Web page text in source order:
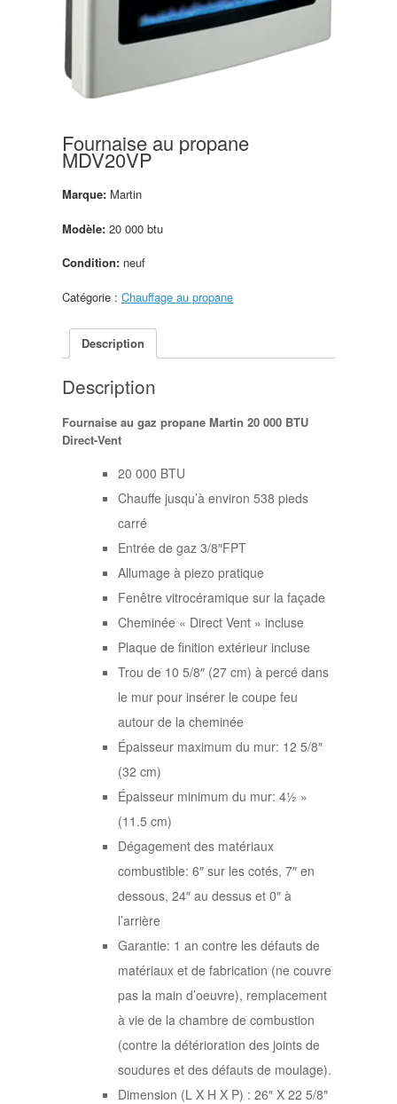
Fournaise au propane
MDV20VP
Marque: Martin
Modèle: 20 000 btu
Condition: neuf
Catégorie : Chauffage au propane
Description
Description
Fournaise au gaz propane Martin 20 000 BTU
Direct-Vent
20 000 BTU
Chauffe jusqu’à environ 538 pieds
carré
Entrée de gaz 3/8″FPT
Allumage à piezo pratique
Fenêtre vitrocéramique sur la façade
Cheminée « Direct Vent » incluse
Plaque de finition extérieur incluse
Trou de 10 5/8″ (27 cm) à percé dans
le mur pour insérer le coupe feu
autour de la cheminée
Épaisseur maximum du mur: 12 5/8″
(32 cm)
Épaisseur minimum du mur: 4½ »
(11.5 cm)
Dégagement des matériaux
combustible: 6″ sur les cotés, 7″ en
dessous, 24″ au dessus et 0″ à
l’arrière
Garantie: 1 an contre les défauts de
matériaux et de fabrication (ne couvre
pas la main d’oeuvre), remplacement
à vie de la chambre de combustion
(contre la détérioration des joints de
soudures et des défauts de moulage).
Dimension (L X H X P) : 26″ X 22 5/8″